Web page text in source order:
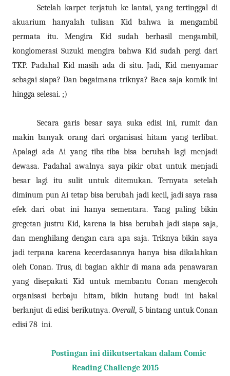
Setelah karpet terjatuh ke lantai, yang tertinggal di
akuarium hanyalah tulisan Kid bahwa ia mengambil
permata itu. Mengira Kid sudah berhasil mengambil,
konglomerasi Suzuki mengira bahwa Kid sudah pergi dari
TKP. Padahal Kid masih ada di situ. Jadi, Kid menyamar
sebagai siapa? Dan bagaimana triknya? Baca saja komik ini
hingga selesai. ;)
Secara garis besar saya suka edisi ini, rumit dan
makin banyak orang dari organisasi hitam yang terlibat.
Apalagi ada Ai yang tiba-tiba bisa berubah lagi menjadi
dewasa. Padahal awalnya saya pikir obat untuk menjadi
besar lagi itu sulit untuk ditemukan. Ternyata setelah
diminum pun Ai tetap bisa berubah jadi kecil, jadi saya rasa
efek dari obat ini hanya sementara. Yang paling bikin
gregetan justru Kid, karena ia bisa berubah jadi siapa saja,
dan menghilang dengan cara apa saja. Triknya bikin saya
jadi terpana karena kecerdasannya hanya bisa dikalahkan
oleh Conan. Trus, di bagian akhir di mana ada penawaran
yang disepakati Kid untuk membantu Conan mengecoh
organisasi berbaju hitam, bikin hutang budi ini bakal
berlanjut di edisi berikutnya. Overall, 5 bintang untuk Conan
edisi 78 ini.
Postingan ini diikutsertakan dalam Comic
Reading Challenge 2015